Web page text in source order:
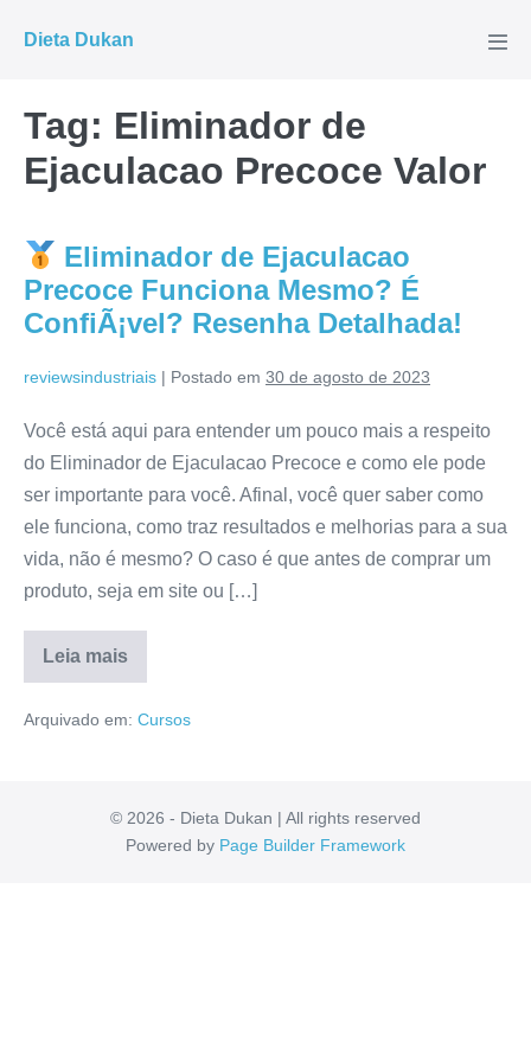
para
conteúdo
Dieta Dukan
Tag: Eliminador de
Ejaculacao Precoce Valor
Eliminador de Ejaculacao
Precoce Funciona Mesmo? É
ConfiÃ¡vel? Resenha Detalhada!
reviewsindustriais | Postado em 30 de agosto de 2023
Você está aqui para entender um pouco mais a respeito
do Eliminador de Ejaculacao Precoce e como ele pode
ser importante para você. Afinal, você quer saber como
ele funciona, como traz resultados e melhorias para a sua
vida, não é mesmo? O caso é que antes de comprar um
produto, seja em site ou […]
Leia mais
Eliminador
Ejaculacao
ConfiÃ¡vel?
Resenha
Detalhada!
Arquivado em: Cursos
© 2026 - Dieta Dukan | All rights reserved
Powered by Page Builder Framework